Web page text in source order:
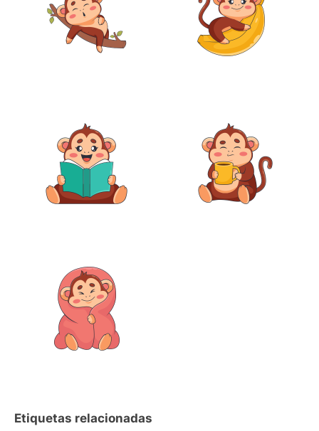
Etiquetas relacionadas